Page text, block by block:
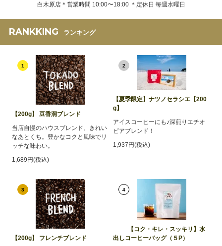
白木原店＊営業時間 10:00〜18:00 ＊定休日 毎週水曜日
RANKKING ランキング
1
【200g】 豆香洞ブレンド
当店自慢のハウスブレンド。きれい
なあとくち。豊かなコクと風味でリ
ッチな味わい。
1,689円(税込)
2
【夏季限定】ナツノセラシエ【200
g】
アイスコーヒーにも♪深煎りエチオ
ピアブレンド！
1,937円(税込)
3
【200g】 フレンチブレンド
4
【コク・キレ・スッキリ】水
出しコーヒーバッグ（５P）